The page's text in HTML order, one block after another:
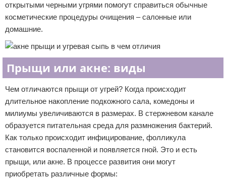
открытыми черными угрями помогут справиться обычные
косметические процедуры очищения – салонные или
домашние.
Прыщи или акне: виды
Чем отличаются прыщи от угрей? Когда происходит
длительное накопление подкожного сала, комедоны и
милиумы увеличиваются в размерах. В стержневом канале
образуется питательная среда для размножения бактерий.
Как только происходит инфицирование, фолликула
становится воспаленной и появляется гной. Это и есть
прыщи, или акне. В процессе развития они могут
приобретать различные формы: